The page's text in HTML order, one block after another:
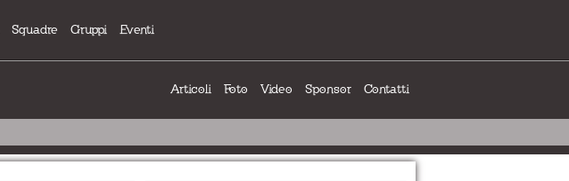
Squadre Gruppi Eventi
Articoli Foto Video Sponsor Contatti